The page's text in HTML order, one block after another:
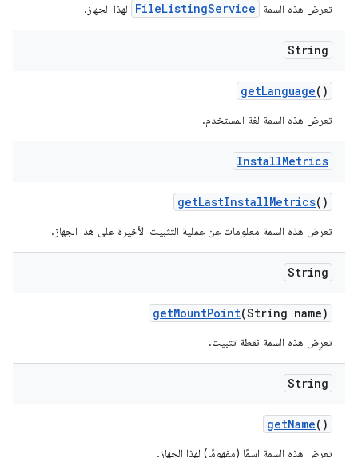
تعرض هذه السمة FileListingService لهذا الجهاز.
String
getLanguage()
تعرض هذه السمة لغة المستخدم.
InstallMetrics
getLastInstallMetrics()
تعرض هذه السمة معلومات عن عملية التثبيت الأخيرة على هذا الجهاز.
String
getMountPoint(String name)
تعرِض هذه السمة نقطة تثبيت.
String
getName()
تعرِض هذه السمة اسمًا (مفهومًا) لهذا الجهاز.